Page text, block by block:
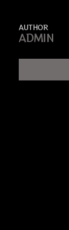
AUTHOR
ADMIN